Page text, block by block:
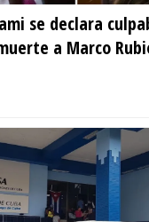
se declara
a Marco